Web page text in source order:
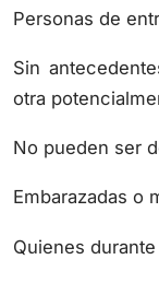
Personas de
Sin
otra
No pueden ser
Embarazadas o
Quienes